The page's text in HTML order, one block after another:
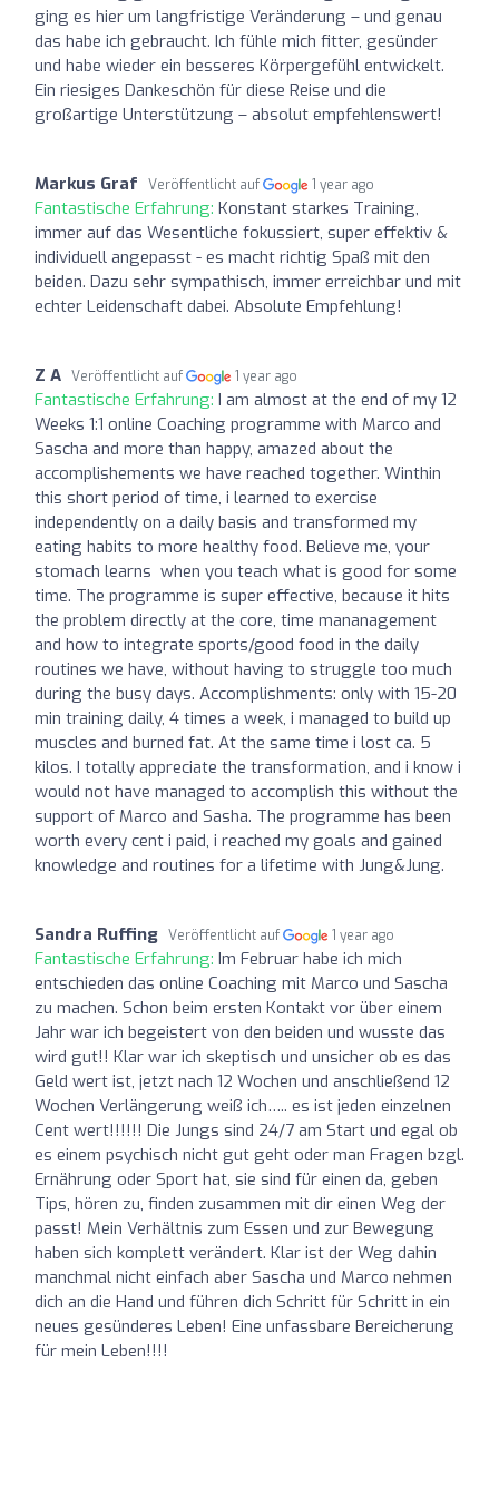
ging es hier um langfristige Veränderung – und genau
das habe ich gebraucht. Ich fühle mich fitter, gesünder
und habe wieder ein besseres Körpergefühl entwickelt.
Ein riesiges Dankeschön für diese Reise und die
großartige Unterstützung – absolut empfehlenswert!
Markus Graf Veröffentlicht auf 1 year ago
Fantastische Erfahrung: Konstant starkes Training,
immer auf das Wesentliche fokussiert, super effektiv &
individuell angepasst - es macht richtig Spaß mit den
beiden. Dazu sehr sympathisch, immer erreichbar und mit
echter Leidenschaft dabei. Absolute Empfehlung!
Z A Veröffentlicht auf 1 year ago
Fantastische Erfahrung: I am almost at the end of my 12
Weeks 1:1 online Coaching programme with Marco and
Sascha and more than happy, amazed about the
accomplishements we have reached together. Winthin
this short period of time, i learned to exercise
independently on a daily basis and transformed my
eating habits to more healthy food. Believe me, your
stomach learns when you teach what is good for some
time. The programme is super effective, because it hits
the problem directly at the core, time mananagement
and how to integrate sports/good food in the daily
routines we have, without having to struggle too much
during the busy days. Accomplishments: only with 15-20
min training daily, 4 times a week, i managed to build up
muscles and burned fat. At the same time i lost ca. 5
kilos. I totally appreciate the transformation, and i know i
would not have managed to accomplish this without the
support of Marco and Sasha. The programme has been
worth every cent i paid, i reached my goals and gained
knowledge and routines for a lifetime with Jung&Jung.
Sandra Ruffing Veröffentlicht auf 1 year ago
Fantastische Erfahrung: Im Februar habe ich mich
entschieden das online Coaching mit Marco und Sascha
zu machen. Schon beim ersten Kontakt vor über einem
Jahr war ich begeistert von den beiden und wusste das
wird gut!! Klar war ich skeptisch und unsicher ob es das
Geld wert ist, jetzt nach 12 Wochen und anschließend 12
Wochen Verlängerung weiß ich….. es ist jeden einzelnen
Cent wert!!!!!! Die Jungs sind 24/7 am Start und egal ob
es einem psychisch nicht gut geht oder man Fragen bzgl.
Ernährung oder Sport hat, sie sind für einen da, geben
Tips, hören zu, finden zusammen mit dir einen Weg der
passt! Mein Verhältnis zum Essen und zur Bewegung
haben sich komplett verändert. Klar ist der Weg dahin
manchmal nicht einfach aber Sascha und Marco nehmen
dich an die Hand und führen dich Schritt für Schritt in ein
neues gesünderes Leben! Eine unfassbare Bereicherung
für mein Leben!!!!